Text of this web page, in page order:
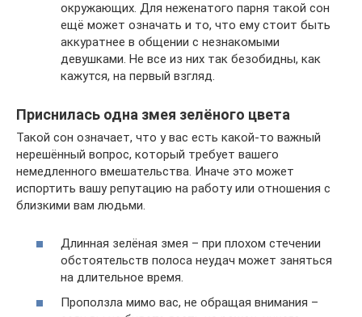
окружающих. Для неженатого парня такой сон
ещё может означать и то, что ему стоит быть
аккуратнее в общении с незнакомыми
девушками. Не все из них так безобидны, как
кажутся, на первый взгляд.
Приснилась одна змея зелёного цвета
Такой сон означает, что у вас есть какой-то важный
нерешённый вопрос, который требует вашего
немедленного вмешательства. Иначе это может
испортить вашу репутацию на работу или отношения с
близкими вам людьми.
Длинная зелёная змея – при плохом стечении
обстоятельств полоса неудач может заняться
на длительное время.
Проползла мимо вас, не обращая внимания –